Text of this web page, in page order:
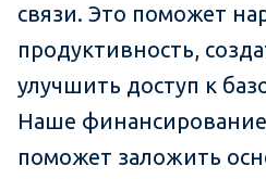
связи. Это поможет
продуктивность,
улучшить доступ к
Наше
поможет заложить